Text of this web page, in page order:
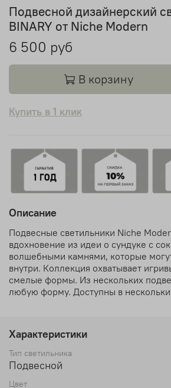
Подвесной дизайнерский
BINARY от Niche Modern
6 500 руб
В корзину
Купить в 1 клик
Описание
Подвесные светильники Niche
вдохновение из идеи о сундуке с
волшебными камнями, которые
внутри. Коллекция охватывает
смелые формы. Из нескольких
любую форму. Доступны в
Характеристики
Тип светильника
Подвесной
Цвет